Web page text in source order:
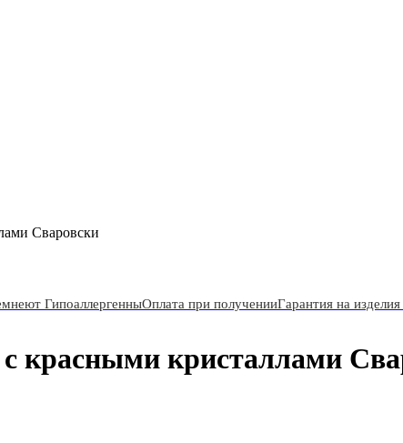
Сваровски
ГипоаллергенныОплата при полученииГарантия на изделия
красными кристаллами